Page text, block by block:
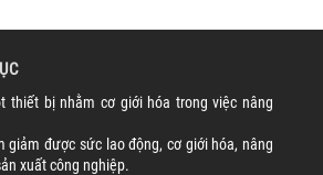
thiết bị nhằm cơ giới hóa trong việc nâng
giảm được sức lao động, cơ giới hóa, nâng
xuất công nghiệp.